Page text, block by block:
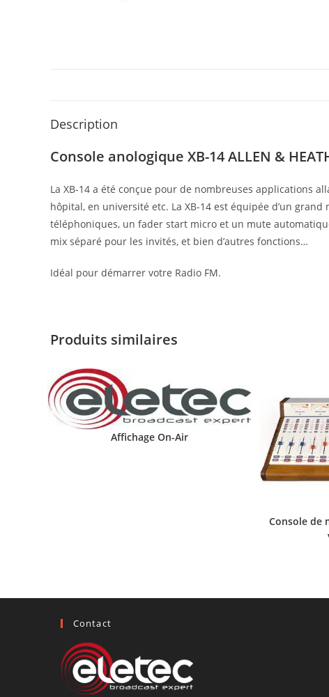
Description
Console anologique XB-14 ALLEN &
La XB-14 a été conçue pour de nombreuses applications
hôpital, en université etc. La XB-14 est équipée d’un
téléphoniques, un fader start micro et un mute
mix séparé pour les invités, et bien d’autres fonctions…
Idéal pour démarrer votre Radio FM.
Produits similaires
Affichage On-Air
Console de
Contact